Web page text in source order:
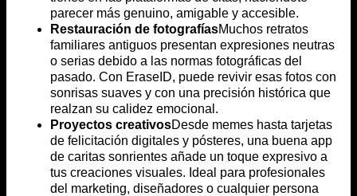
parecer más genuino, amigable y accesible.
Restauración de fotografíasMuchos retratos
familiares antiguos presentan expresiones neutras
o serias debido a las normas fotográficas del
pasado. Con EraseID, puede revivir esas fotos con
sonrisas suaves y con una precisión histórica que
realzan su calidez emocional.
Proyectos creativosDesde memes hasta tarjetas
de felicitación digitales y pósteres, una buena app
de caritas sonrientes añade un toque expresivo a
tus creaciones visuales. Ideal para profesionales
del marketing, diseñadores o cualquier persona